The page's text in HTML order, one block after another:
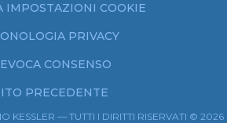
IMPOSTAZIONI COOKIE
PRIVACY
CONSENSO
PRECEDENTE
KESSLER — TUTTI I DIRITTI RISERVATI © 2026